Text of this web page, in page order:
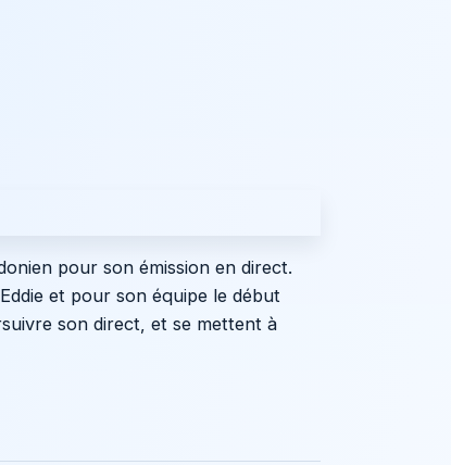
pour son émission en direct.
et pour son équipe le début
son direct, et se mettent à